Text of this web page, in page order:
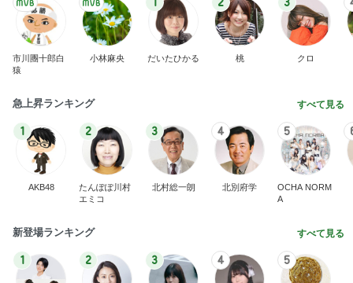
市川團十郎白
猿
小林麻央
1
だいたひかる
2
桃
3
クロ
急上昇ランキング すべて見る
1
AKB48
2
たんぽぽ川村
エミコ
3
北村総一朗
4
北別府学
5
OCHA NORM
A
新登場ランキング すべて見る
1 2 3 4 5